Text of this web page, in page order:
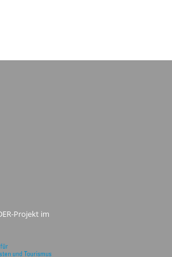
Projekt im